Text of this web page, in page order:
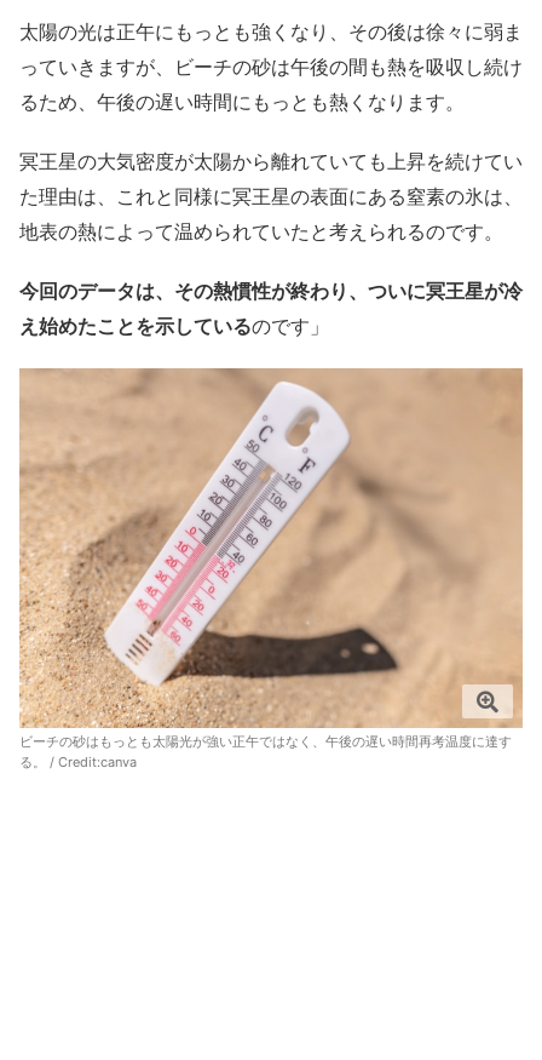
太陽の光は正午にもっとも強くなり、その後は徐々に弱ま
っていきますが、ビーチの砂は午後の間も熱を吸収し続け
るため、午後の遅い時間にもっとも熱くなります。
冥王星の大気密度が太陽から離れていても上昇を続けてい
た理由は、これと同様に冥王星の表面にある窒素の氷は、
地表の熱によって温められていたと考えられるのです。
今回のデータは、その熱慣性が終わり、ついに冥王星が冷
え始めたことを示しているのです」
ビーチの砂はもっとも太陽光が強い正午ではなく、午後の遅い時間再考温度に達す
る。 / Credit:canva